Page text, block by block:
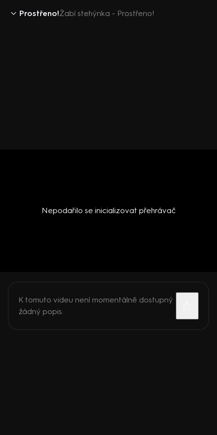
Prostřeno!Žabí stehýnka - Prostřeno!
Nepodařilo se inicializovat přehrávač
K tomuto videu není momentálně dostupný
žádný popis.